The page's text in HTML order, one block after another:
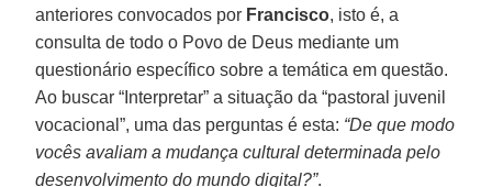
anteriores convocados por Francisco, isto é, a
consulta de todo o Povo de Deus mediante um
questionário específico sobre a temática em questão.
Ao buscar “Interpretar” a situação da “pastoral juvenil
vocacional”, uma das perguntas é esta: “De que modo
vocês avaliam a mudança cultural determinada pelo
desenvolvimento do mundo digital?”.